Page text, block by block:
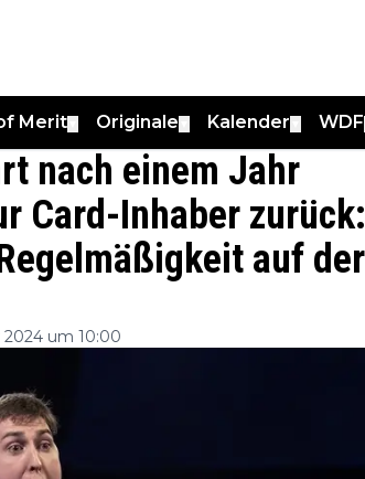
Merit Originale Kalender WDF
nach einem Jahr
Card-Inhaber
auf
2024 um 10:00